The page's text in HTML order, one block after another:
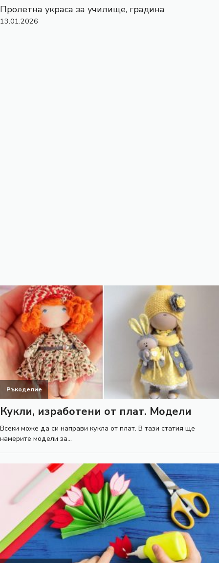
Пролетна украса за училище, градина
13.01.2026